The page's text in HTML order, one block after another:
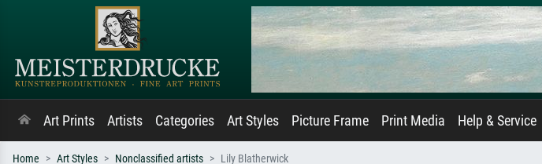
Art Prints Artists Categories Art Styles Picture Frame Print Media Help & Service
Home Art Styles Nonclassified artists Lily Blatherwick